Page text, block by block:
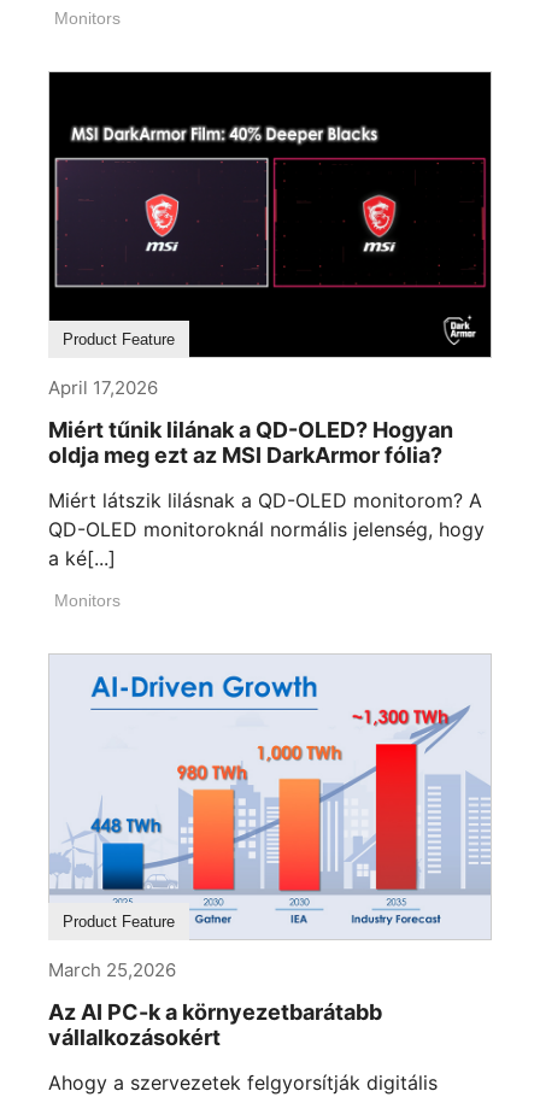
Monitors
Product Feature
April 17,2026
Miért tűnik lilának a QD-OLED? Hogyan
oldja meg ezt az MSI DarkArmor fólia?
Miért látszik lilásnak a QD-OLED monitorom? A
QD-OLED monitoroknál normális jelenség, hogy
a ké[...]
Monitors
Product Feature
March 25,2026
Az AI PC-k a környezetbarátabb
vállalkozásokért
Ahogy a szervezetek felgyorsítják digitális